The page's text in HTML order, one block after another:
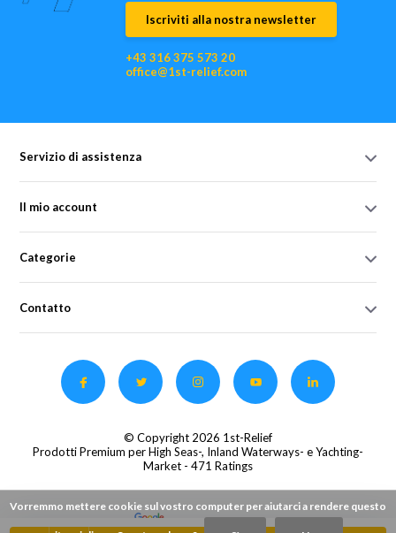
Iscriviti alla nostra newsletter
+43 316 375 573 20
office@1st-relief.com
Servizio di assistenza
Il mio account
Categorie
Contatto
© Copyright 2026 1st-Relief
Prodotti Premium per High Seas-, Inland Waterways- e Yachting-
Market - 471 Ratings
Vorremmo mettere cookie sul vostro computer per aiutarci a rendere questo